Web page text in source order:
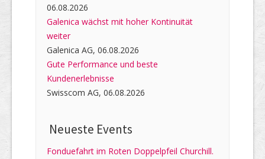
06.08.2026
Galenica wächst mit hoher Kontinuität
weiter
Galenica AG, 06.08.2026
Gute Performance und beste
Kundenerlebnisse
Swisscom AG, 06.08.2026
Neueste Events
Fonduefahrt im Roten Doppelpfeil Churchill.